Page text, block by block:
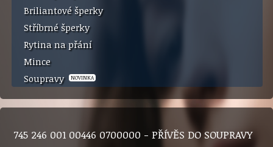
Briliantové šperky
Stříbrné šperky
Rytina na přání
Mince
Soupravy
NOVINKA
745 246 001 00446 0700000 - PŘÍVĚS DO SOUPRAVY